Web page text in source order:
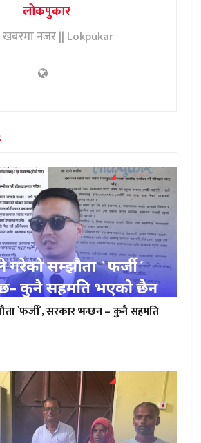
लोकपुकार
नजर || Lokpukar
`फर्जी´, सरकार भन्छन – कुनै सहमति